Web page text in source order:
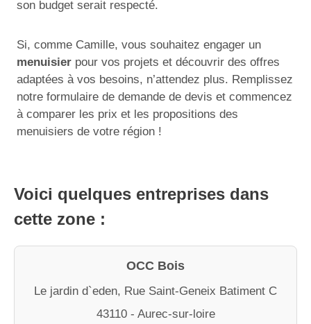
son budget serait respecté.
Si, comme Camille, vous souhaitez engager un
menuisier pour vos projets et découvrir des offres
adaptées à vos besoins, n’attendez plus. Remplissez
notre formulaire de demande de devis et commencez
à comparer les prix et les propositions des
menuisiers de votre région !
Voici quelques entreprises dans
cette zone :
OCC Bois
Le jardin d`eden, Rue Saint-Geneix Batiment C
43110 - Aurec-sur-loire